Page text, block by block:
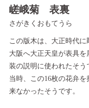
嵯峨菊 表裏
さがきくおもてうら
この版木は、大正時代に
大阪へ大正天皇が表具
装の説明に使われたそう
当時、この16枚の花弁
来なかったそうです。